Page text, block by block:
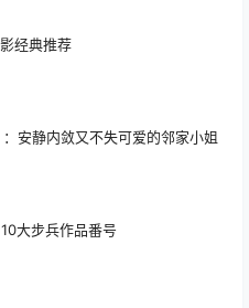
经典推荐
：安静内敛又不失可爱的邻家小姐
大步兵作品番号